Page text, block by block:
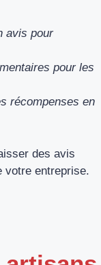
avis pour
pour les
récompenses en
des avis
votre entreprise.